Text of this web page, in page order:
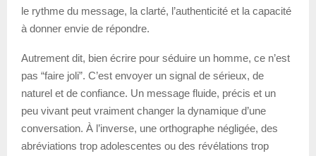
le rythme du message, la clarté, l’authenticité et la capacité
à donner envie de répondre.
Autrement dit, bien écrire pour séduire un homme, ce n’est
pas “faire joli”. C’est envoyer un signal de sérieux, de
naturel et de confiance. Un message fluide, précis et un
peu vivant peut vraiment changer la dynamique d’une
conversation. À l’inverse, une orthographe négligée, des
abréviations trop adolescentes ou des révélations trop